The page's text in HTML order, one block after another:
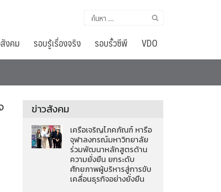
ค้นหา
งคม รอบรู้เรื่องจริง รอบรั้วซีพี VDO
ข่าวสังคม
เครือเจริญโภคภัณฑ์ หารือ
จุฬาลงกรณ์มหาวิทยาลัย
ร่วมพัฒนาหลักสูตรด้าน
ความยั่งยืน ยกระดับ
ศักยภาพผู้บริหารสู่การขับ
เคลื่อนธุรกิจอย่างยั่งยืน